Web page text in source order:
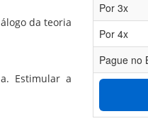
da teoria
Estimular a
Por 3x
Por 4x
Pague no